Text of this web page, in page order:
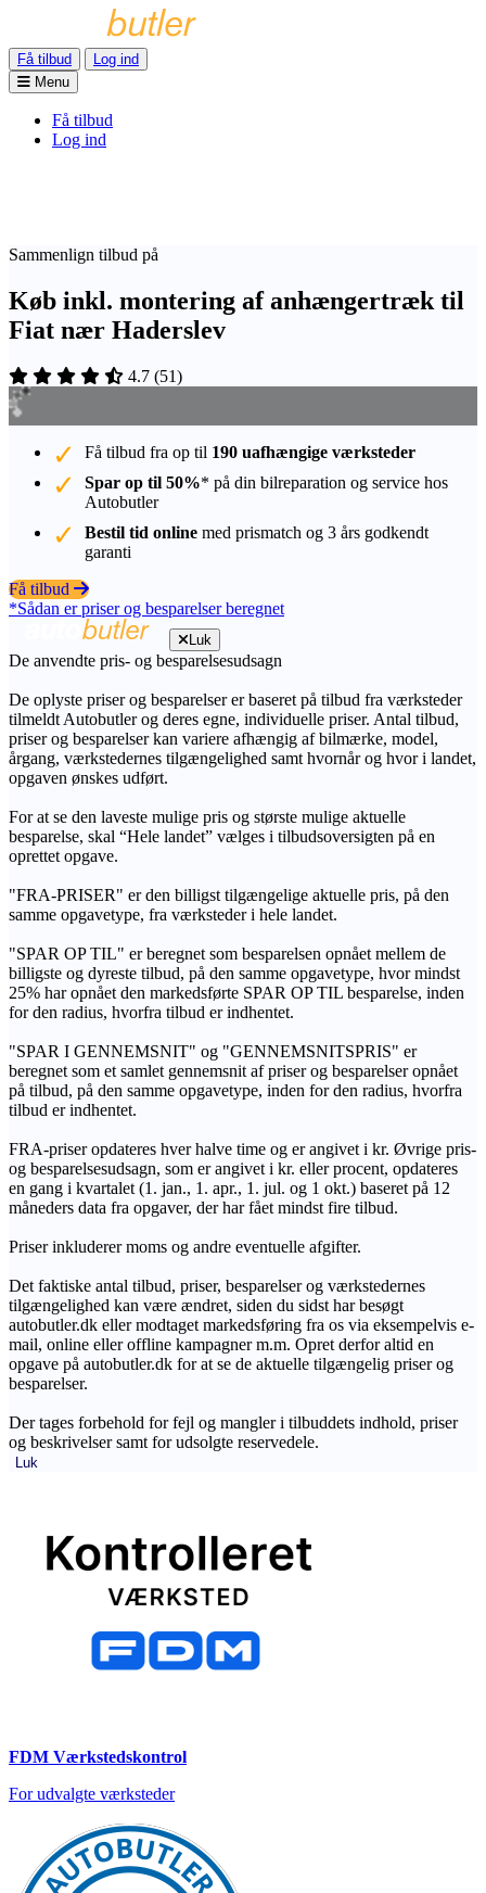
Få tilbud
Log ind
Menu
Få tilbud
Log ind
Sammenlign tilbud på
Køb inkl. montering af anhængertræk til
Fiat nær Haderslev
4.7 (51)
Få tilbud fra op til 190 uafhængige værksteder
Spar op til 50%* på din bilreparation og service hos
Autobutler
Bestil tid online med prismatch og 3 års godkendt
garanti
Få tilbud
*Sådan er priser og besparelser beregnet
Luk
De anvendte pris- og besparelsesudsagn
De oplyste priser og besparelser er baseret på tilbud fra værksteder
tilmeldt Autobutler og deres egne, individuelle priser. Antal tilbud,
priser og besparelser kan variere afhængig af bilmærke, model,
årgang, værkstedernes tilgængelighed samt hvornår og hvor i landet,
opgaven ønskes udført.
For at se den laveste mulige pris og største mulige aktuelle
besparelse, skal “Hele landet” vælges i tilbudsoversigten på en
oprettet opgave.
"FRA-PRISER" er den billigst tilgængelige aktuelle pris, på den
samme opgavetype, fra værksteder i hele landet.
"SPAR OP TIL" er beregnet som besparelsen opnået mellem de
billigste og dyreste tilbud, på den samme opgavetype, hvor mindst
25% har opnået den markedsførte SPAR OP TIL besparelse, inden
for den radius, hvorfra tilbud er indhentet.
"SPAR I GENNEMSNIT" og "GENNEMSNITSPRIS" er
beregnet som et samlet gennemsnit af priser og besparelser opnået
på tilbud, på den samme opgavetype, inden for den radius, hvorfra
tilbud er indhentet.
FRA-priser opdateres hver halve time og er angivet i kr. Øvrige pris-
og besparelsesudsagn, som er angivet i kr. eller procent, opdateres
en gang i kvartalet (1. jan., 1. apr., 1. jul. og 1 okt.) baseret på 12
måneders data fra opgaver, der har fået mindst fire tilbud.
Priser inkluderer moms og andre eventuelle afgifter.
Det faktiske antal tilbud, priser, besparelser og værkstedernes
tilgængelighed kan være ændret, siden du sidst har besøgt
autobutler.dk eller modtaget markedsføring fra os via eksempelvis e-
mail, online eller offline kampagner m.m. Opret derfor altid en
opgave på autobutler.dk for at se de aktuelle tilgængelig priser og
besparelser.
Der tages forbehold for fejl og mangler i tilbuddets indhold, priser
og beskrivelser samt for udsolgte reservedele.
Luk
FDM Værkstedskontrol
For udvalgte værksteder